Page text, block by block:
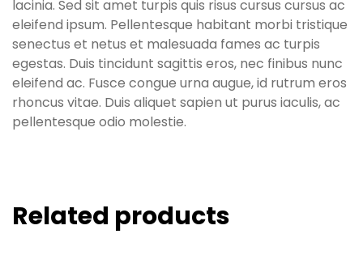
lacinia. Sed sit amet turpis quis risus cursus cursus ac
eleifend ipsum. Pellentesque habitant morbi tristique
senectus et netus et malesuada fames ac turpis
egestas. Duis tincidunt sagittis eros, nec finibus nunc
eleifend ac. Fusce congue urna augue, id rutrum eros
rhoncus vitae. Duis aliquet sapien ut purus iaculis, ac
pellentesque odio molestie.
Related products